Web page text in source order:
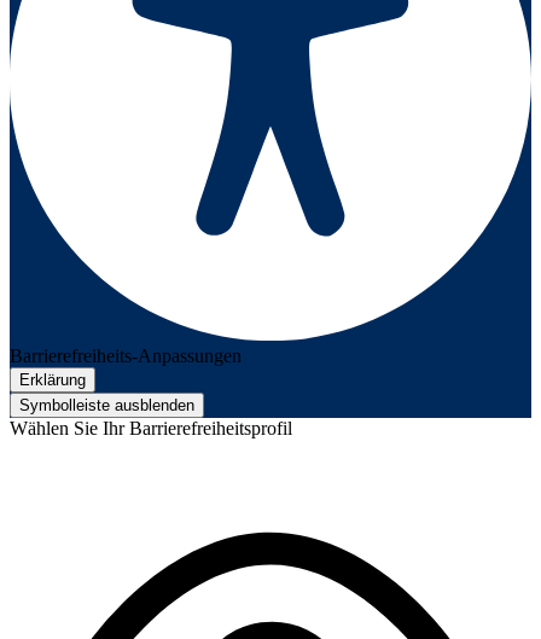
Barrierefreiheits-Anpassungen
Erklärung
Symbolleiste ausblenden
Wählen Sie Ihr Barrierefreiheitsprofil